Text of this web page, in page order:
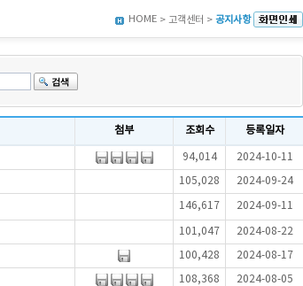
HOME > 고객센터 > 공지사항
첨부 조회수 등록일자
94,014 2024-10-11
105,028 2024-09-24
146,617 2024-09-11
101,047 2024-08-22
100,428 2024-08-17
108,368 2024-08-05